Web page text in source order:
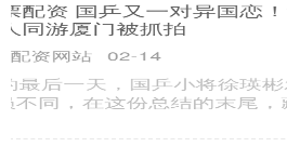
漢崋资本 中国驻美大使：中方对发
则
睿迎网配资 01-18